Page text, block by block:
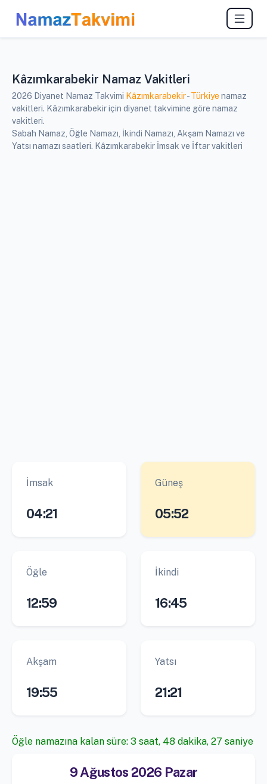
Kâzımkarabekir Namaz Vakitleri
2026 Diyanet Namaz Takvimi Kâzımkarabekir-Türkiye namaz
vakitleri. Kâzımkarabekir için diyanet takvimine göre namaz
vakitleri.
Sabah Namaz, Öğle Namazı, İkindi Namazı, Akşam Namazı ve
Yatsı namazı saatleri. Kâzımkarabekir İmsak ve İftar vakitleri
İmsak
04:21
Güneş
05:52
Öğle
12:59
İkindi
16:45
Akşam
19:55
Yatsı
21:21
Öğle namazına kalan süre: 3 saat, 48 dakika, 26 saniye
9 Ağustos 2026 Pazar